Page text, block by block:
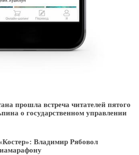
прошла встреча читателей пятого
о государственном управлении
Владимир Рябовол